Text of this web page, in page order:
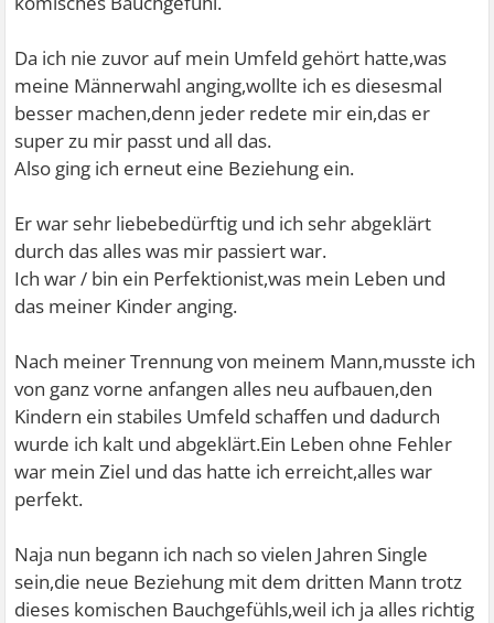
Da ich nie zuvor auf mein Umfeld gehört hatte,was
meine Männerwahl anging,wollte ich es diesesmal
besser machen,denn jeder redete mir ein,das er
super zu mir passt und all das.
Also ging ich erneut eine Beziehung ein.
Er war sehr liebebedürftig und ich sehr abgeklärt
durch das alles was mir passiert war.
Ich war / bin ein Perfektionist,was mein Leben und
das meiner Kinder anging.
Nach meiner Trennung von meinem Mann,musste ich
von ganz vorne anfangen alles neu aufbauen,den
Kindern ein stabiles Umfeld schaffen und dadurch
wurde ich kalt und abgeklärt.Ein Leben ohne Fehler
war mein Ziel und das hatte ich erreicht,alles war
perfekt.
Naja nun begann ich nach so vielen Jahren Single
sein,die neue Beziehung mit dem dritten Mann trotz
dieses komischen Bauchgefühls,weil ich ja alles richtig